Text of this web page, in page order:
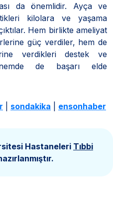
da önemlidir. Ayça ve
kilolara ve yaşama
Hem birlikte ameliyat
güç verdiler, hem de
verdikleri destek ve
de başarı elde
sondakika ensonhaber
Hastaneleri Tıbbi